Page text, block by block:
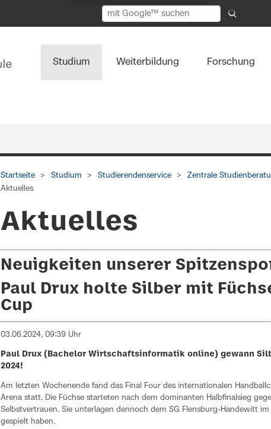
Studium Weiterbildung Forschung
Startseite Studium Studierendenservice Zentrale
Aktuelles
Aktuelles
Neuigkeiten unserer
Paul Drux holte Silber mit
Cup
03.06.2024, 09:39 Uhr
Paul Drux (Bachelor Wirtschaftsinformatik online) gewann
2024!
Am letzten Wochenende fand das Final Four des internationalen
Arena statt. Die Füchse starteten nach dem dominanten Halbfinalsieg
Selbstvertrauen. Sie unterlagen dennoch dem SG Flensburg-Handewitt
gespielt haben.